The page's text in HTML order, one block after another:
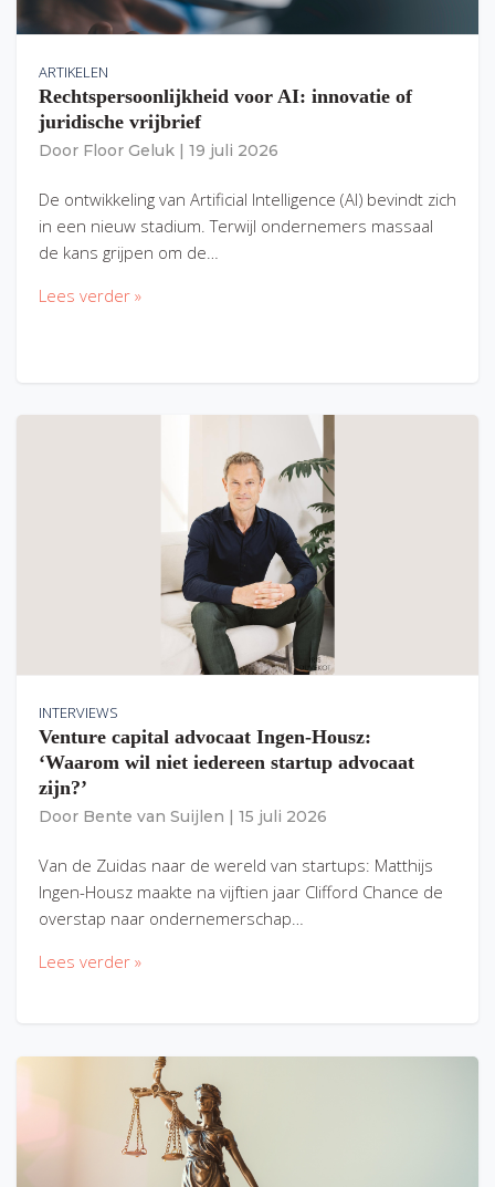
ARTIKELEN
Rechtspersoonlijkheid voor AI: innovatie of
juridische vrijbrief
Door Floor Geluk 19 juli 2026
De ontwikkeling van Artificial Intelligence (AI) bevindt zich
in een nieuw stadium. Terwijl ondernemers massaal
de kans grijpen om de…
Lees verder »
INTERVIEWS
Venture capital advocaat Ingen-Housz:
‘Waarom wil niet iedereen startup advocaat
zijn?’
Door Bente van Suijlen 15 juli 2026
Van de Zuidas naar de wereld van startups: Matthijs
Ingen-Housz maakte na vijftien jaar Clifford Chance de
overstap naar ondernemerschap…
Lees verder »